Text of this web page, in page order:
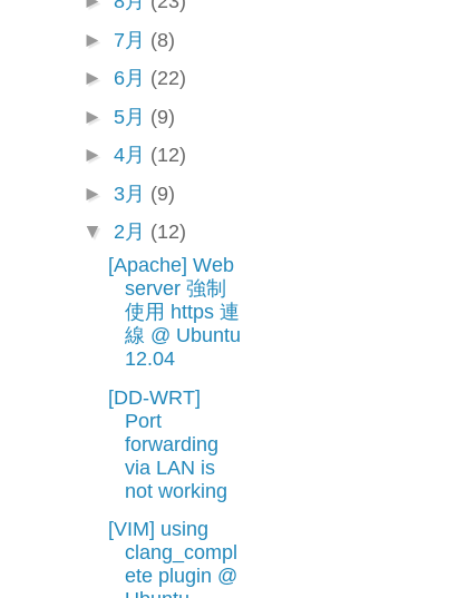
► 7月 (8)
► 6月 (22)
► 5月 (9)
► 4月 (12)
► 3月 (9)
▼ 2月 (12)
[Apache] Web
server 強制
使用 https 連
線 @ Ubuntu
12.04
[DD-WRT]
Port
forwarding
via LAN is
not working
[VIM] using
clang_compl
ete plugin @